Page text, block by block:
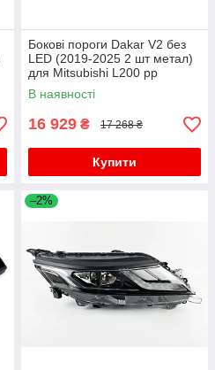
Бокові пороги Dakar V2 без
LED (2019-2025 2 шт метал)
для Mitsubishi L200 рр
В наявності
16 929 ₴ 17 268 ₴
Купити
–2%